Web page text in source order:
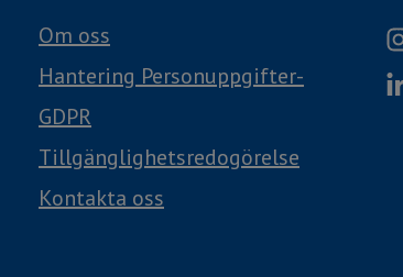
Om oss
Hantering Personuppgifter-
GDPR
Tillgänglighetsredogörelse
Kontakta oss